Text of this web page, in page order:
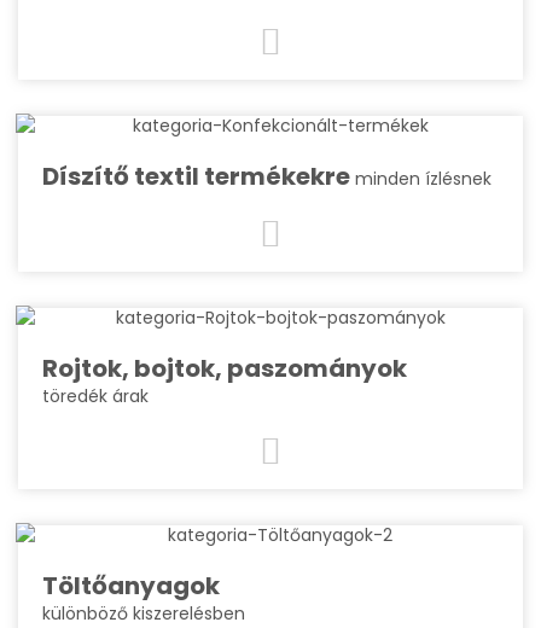
Díszítő textil termékekre minden ízlésnek
Rojtok, bojtok, paszományok
töredék árak
Töltőanyagok
különböző kiszerelésben